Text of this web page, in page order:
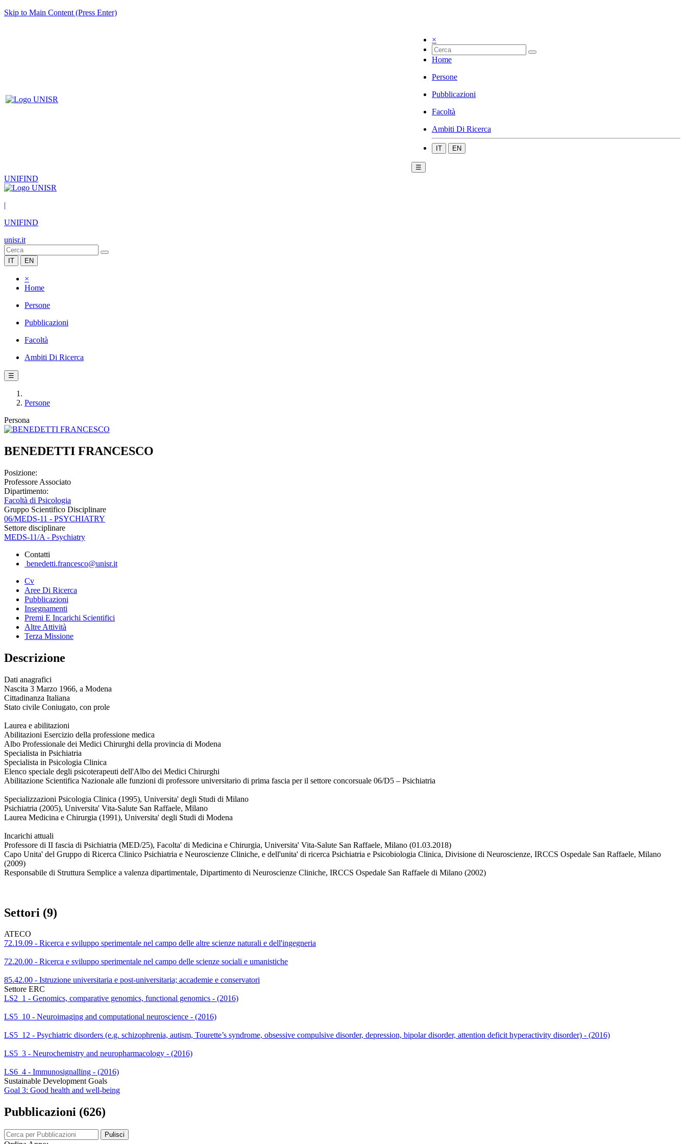
Skip to Main Content (Press Enter)
×
Home
Persone
Pubblicazioni
Facoltà
Ambiti Di Ricerca
IT EN
☰
UNIFIND
|
UNIFIND
unisr.it
IT EN
×
Home
Persone
Pubblicazioni
Facoltà
Ambiti Di Ricerca
☰
Persone
Persona
BENEDETTI FRANCESCO
Posizione:
Professore Associato
Dipartimento:
Facoltà di Psicologia
Gruppo Scientifico Disciplinare
06/MEDS-11 - PSYCHIATRY
Settore disciplinare
MEDS-11/A - Psychiatry
Contatti
benedetti.francesco@unisr.it
Cv
Aree Di Ricerca
Pubblicazioni
Insegnamenti
Premi E Incarichi Scientifici
Altre Attività
Terza Missione
Descrizione
Dati anagrafici
Nascita 3 Marzo 1966, a Modena
Cittadinanza Italiana
Stato civile Coniugato, con prole
Laurea e abilitazioni
Abilitazioni Esercizio della professione medica
Albo Professionale dei Medici Chirurghi della provincia di Modena
Specialista in Psichiatria
Specialista in Psicologia Clinica
Elenco speciale degli psicoterapeuti dell'Albo dei Medici Chirurghi
Abilitazione Scientifica Nazionale alle funzioni di professore universitario di prima fascia per il settore concorsuale 06/D5 – Psichiatria
Specializzazioni Psicologia Clinica (1995), Universita' degli Studi di Milano
Psichiatria (2005), Universita' Vita-Salute San Raffaele, Milano
Laurea Medicina e Chirurgia (1991), Universita' degli Studi di Modena
Incarichi attuali
Professore di II fascia di Psichiatria (MED/25), Facolta' di Medicina e Chirurgia, Universita' Vita-Salute San Raffaele, Milano (01.03.2018)
Capo Unita' del Gruppo di Ricerca Clinico Psichiatria e Neuroscienze Cliniche, e dell'unita' di ricerca Psichiatria e Psicobiologia Clinica, Divisione di Neuroscienze, IRCCS Ospedale San Raffaele, Milano
(2009)
Responsabile di Struttura Semplice a valenza dipartimentale, Dipartimento di Neuroscienze Cliniche, IRCCS Ospedale San Raffaele di Milano (2002)
Settori (9)
ATECO
72.19.09 - Ricerca e sviluppo sperimentale nel campo delle altre scienze naturali e dell'ingegneria
72.20.00 - Ricerca e sviluppo sperimentale nel campo delle scienze sociali e umanistiche
85.42.00 - Istruzione universitaria e post-universitaria; accademie e conservatori
Settore ERC
LS2_1 - Genomics, comparative genomics, functional genomics - (2016)
LS5_10 - Neuroimaging and computational neuroscience - (2016)
LS5_12 - Psychiatric disorders (e.g. schizophrenia, autism, Tourette’s syndrome, obsessive compulsive disorder, depression, bipolar disorder, attention deficit hyperactivity disorder) - (2016)
LS5_3 - Neurochemistry and neuropharmacology - (2016)
LS6_4 - Immunosignalling - (2016)
Sustainable Development Goals
Goal 3: Good health and well-being
Pubblicazioni (626)
Pulisci